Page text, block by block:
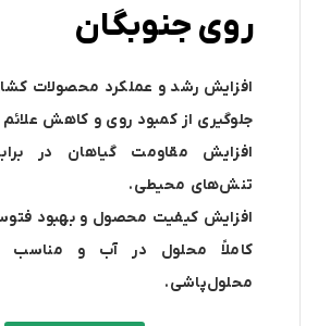
روی جنوبگان
افزایش رشد و عملکرد محصولات
جلوگیری از کمبود روی و کاهش
افزایش مقاومت گیاهان در
تنش‌های محیطی.
افزایش کیفیت محصول و بهبود
کاملاً محلول در آب و مناسب
محلول‌پاشی.